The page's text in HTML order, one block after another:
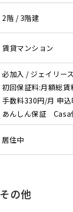
2階 / 3階建
賃貸マンション
必加入 / ジェイリース
初回保証料:月額総
手数料330円/月 申
あんしん保証 Casa
居住中
その他